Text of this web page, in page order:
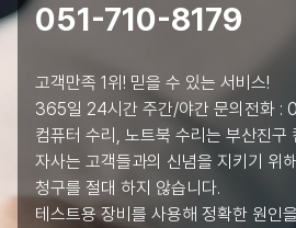
051-710-8179
고객만족 1위! 믿을 수 있는 서비스!
365일 24시간 주간/야간 문의전화 :
컴퓨터 수리, 노트북 수리는 부산진구
자사는 고객들과의 신념을 지키기 위
청구를 절대 하지 않습니다.
테스트용 장비를 사용해 정확한 원인